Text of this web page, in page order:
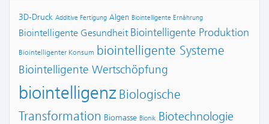
3D-Druck Additive Fertigung Algen Biointelligente Ernährung
Biointelligente Gesundheit Biointelligente Produktion
Biointelligenter Konsum biointelligente Systeme
Biointelligente Wertschöpfung
biointelligenz Biologische
Transformation Biomasse Bionik Biotechnologie